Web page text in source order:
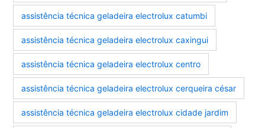
assistência técnica geladeira electrolux catumbi
assistência técnica geladeira electrolux caxingui
assistência técnica geladeira electrolux centro
assistência técnica geladeira electrolux cerqueira césar
assistência técnica geladeira electrolux cidade jardim